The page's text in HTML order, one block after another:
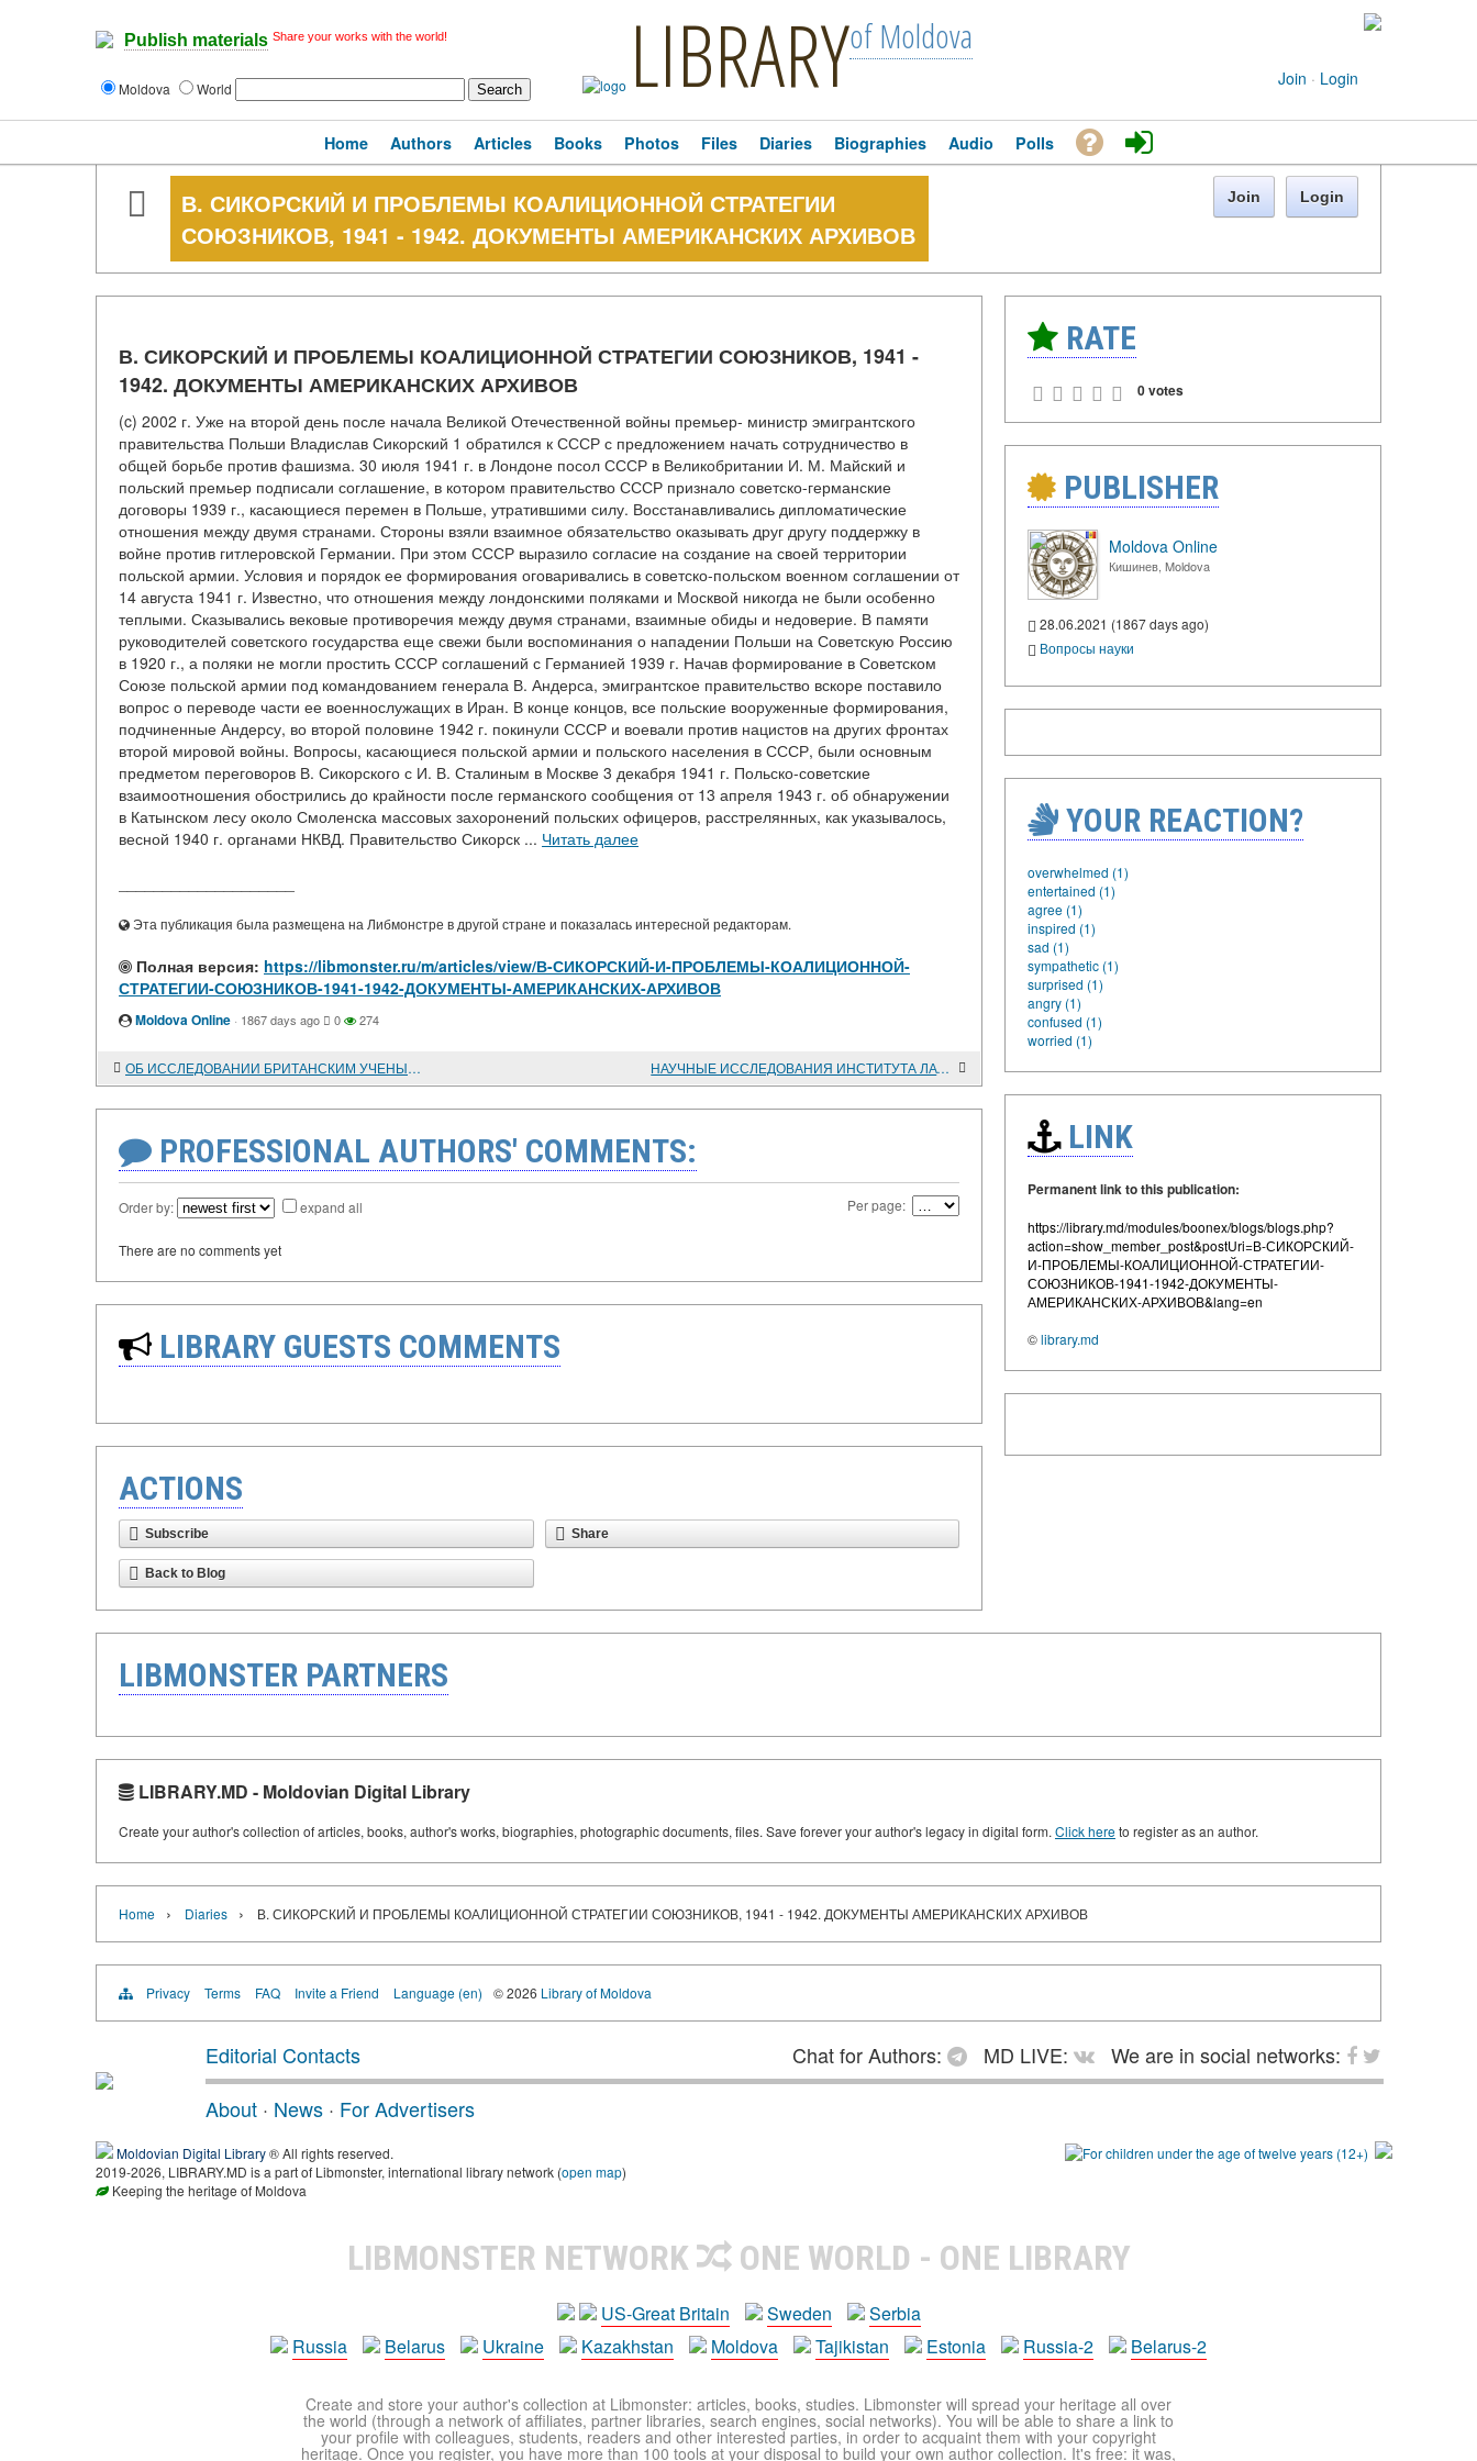
Publish materials Share your works with the world!
Moldova World LIBRARYof Moldova
Join · Login
Home Authors Articles Books Photos Files Diaries Biographies Audio Polls
В. СИКОРСКИЙ И ПРОБЛЕМЫ КОАЛИЦИОННОЙ СТРАТЕГИИ
СОЮЗНИКОВ, 1941 - 1942. ДОКУМЕНТЫ АМЕРИКАНСКИХ АРХИВОВ
Join Login
В. СИКОРСКИЙ И ПРОБЛЕМЫ КОАЛИЦИОННОЙ СТРАТЕГИИ СОЮЗНИКОВ, 1941 -
1942. ДОКУМЕНТЫ АМЕРИКАНСКИХ АРХИВОВ
(c) 2002 г. Уже на второй день после начала Великой Отечественной войны премьер- министр эмигрантского
правительства Польши Владислав Сикорский 1 обратился к СССР с предложением начать сотрудничество в
общей борьбе против фашизма. 30 июля 1941 г. в Лондоне посол СССР в Великобритании И. М. Майский и
польский премьер подписали соглашение, в котором правительство СССР признало советско-германские
договоры 1939 г., касающиеся перемен в Польше, утратившими силу. Восстанавливались дипломатические
отношения между двумя странами. Стороны взяли взаимное обязательство оказывать друг другу поддержку в
войне против гитлеровской Германии. При этом СССР выразило согласие на создание на своей территории
польской армии. Условия и порядок ее формирования оговаривались в советско-польском военном соглашении от
14 августа 1941 г. Известно, что отношения между лондонскими поляками и Москвой никогда не были особенно
теплыми. Сказывались вековые противоречия между двумя странами, взаимные обиды и недоверие. В памяти
руководителей советского государства еще свежи были воспоминания о нападении Польши на Советскую Россию
в 1920 г., а поляки не могли простить СССР соглашений с Германией 1939 г. Начав формирование в Советском
Союзе польской армии под командованием генерала В. Андерса, эмигрантское правительство вскоре поставило
вопрос о переводе части ее военнослужащих в Иран. В конце концов, все польские вооруженные формирования,
подчиненные Андерсу, во второй половине 1942 г. покинули СССР и воевали против нацистов на других фронтах
второй мировой войны. Вопросы, касающиеся польской армии и польского населения в СССР, были основным
предметом переговоров В. Сикорского с И. В. Сталиным в Москве 3 декабря 1941 г. Польско-советские
взаимоотношения обострились до крайности после германского сообщения от 13 апреля 1943 г. об обнаружении
в Катынском лесу около Смоленска массовых захоронений польских офицеров, расстрелянных, как указывалось,
весной 1940 г. органами НКВД. Правительство Сикорск ... Читать далее
Эта публикация была размещена на Либмонстре в другой стране и показалась интересной редакторам.
Полная версия: https://libmonster.ru/m/articles/view/В-СИКОРСКИЙ-И-ПРОБЛЕМЫ-КОАЛИЦИОННОЙ-
СТРАТЕГИИ-СОЮЗНИКОВ-1941-1942-ДОКУМЕНТЫ-АМЕРИКАНСКИХ-АРХИВОВ
Moldova Online · 1867 days ago 0 274
ОБ ИССЛЕДОВАНИИ БРИТАНСКИМ УЧЕНЫМ Дж. ТОШЕМ ПРОБЛЕМ МЕТОДОЛОГИИ ИСТОРИИ НАУЧНЫЕ ИССЛЕДОВАНИЯ ИНСТИТУТА ЛАТИНСКОЙ АМЕРИКИ РАН
PROFESSIONAL AUTHORS' COMMENTS:
Order by: expand all Per page:
There are no comments yet
LIBRARY GUESTS COMMENTS
ACTIONS
Subscribe Share
Back to Blog
RATE
0 votes
PUBLISHER
Moldova Online
Кишинев, Moldova
28.06.2021 (1867 days ago)
Вопросы науки
YOUR REACTION?
overwhelmed (1)
entertained (1)
agree (1)
inspired (1)
sad (1)
sympathetic (1)
surprised (1)
angry (1)
confused (1)
worried (1)
LINK
Permanent link to this publication:
https://library.md/modules/boonex/blogs/blogs.php?
action=show_member_post&postUri=В-СИКОРСКИЙ-
И-ПРОБЛЕМЫ-КОАЛИЦИОННОЙ-СТРАТЕГИИ-
СОЮЗНИКОВ-1941-1942-ДОКУМЕНТЫ-
АМЕРИКАНСКИХ-АРХИВОВ&lang=en
©library.md
LIBMONSTER PARTNERS
LIBRARY.MD - Moldovian Digital Library
Create your author's collection of articles, books, author's works, biographies, photographic documents, files. Save forever your author's legacy in digital form. Click hereto register as an author.
Home › Diaries › В. СИКОРСКИЙ И ПРОБЛЕМЫ КОАЛИЦИОННОЙ СТРАТЕГИИ СОЮЗНИКОВ, 1941 - 1942. ДОКУМЕНТЫ АМЕРИКАНСКИХ АРХИВОВ
Privacy Terms FAQ Invite a Friend Language (en) © 2026 Library of Moldova
Editorial Contacts Chat for Authors: MD LIVE:
We are in social networks:
About · News · For Advertisers
Moldovian Digital Library® All rights reserved.
2019-2026, LIBRARY.MD is a part of Libmonster, international library network (open map)
Keeping the heritage of Moldova
LIBMONSTER NETWORK ONE WORLD - ONE LIBRARY
US-Great Britain Sweden
Serbia
Russia
Belarus Ukraine Kazakhstan Moldova Tajikistan Estonia Russia-2 Belarus-2
Create and store your author's collection at Libmonster: articles, books, studies. Libmonster will spread your heritage all over
the world (through a network of affiliates, partner libraries, search engines, social networks). You will be able to share a link to
your profile with colleagues, students, readers and other interested parties, in order to acquaint them with your copyright
heritage. Once you register, you have more than 100 tools at your disposal to build your own author collection. It's free: it was,